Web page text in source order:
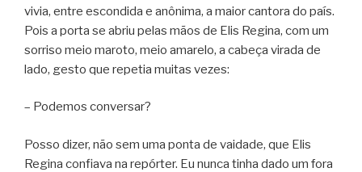
vivia, entre escondida e anônima, a maior cantora do país.
Pois a porta se abriu pelas mãos de Elis Regina, com um
sorriso meio maroto, meio amarelo, a cabeça virada de
lado, gesto que repetia muitas vezes:
– Podemos conversar?
Posso dizer, não sem uma ponta de vaidade, que Elis
Regina confiava na repórter. Eu nunca tinha dado um fora